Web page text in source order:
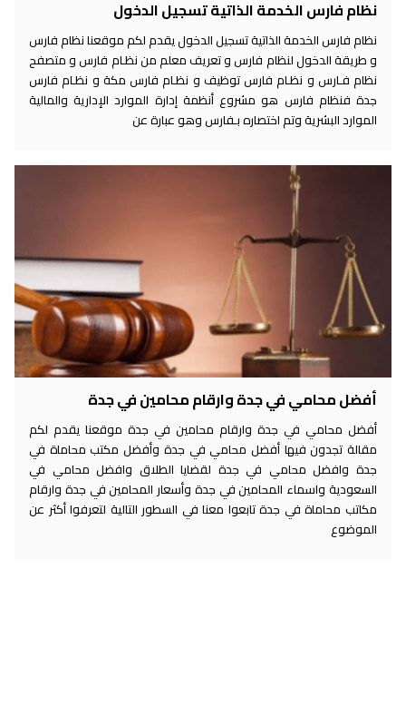
نظام فارس الخدمة الذاتية تسجيل الدخول
نظام فارس الخدمة الذاتية تسجيل الدخول يقدم لكم موقعنا نظام فارس
و طريقة الدخول لنظام فارس و تعريف معلم من نظـام فارس و متصفح
نظام فـارس و نظـام فارس توظيف و نظـام فارس مكة و نظـام فارس
جدة فنظام فارس هو مشروع أنظمة إدارة الموارد الإدارية والمالية
الموارد البشرية وتم اختصاره بـفارس وهو عبارة عن
أفضل محامي في جدة وارقام محامين في جدة
أفضل محامي في جدة وارقام محامين في جدة موقعنا يقدم لكم
مقالة تجدون فيها أفضل محامي في جدة وأفضل مكتب محاماة في
جدة وافضل محامي في جدة لقضايا الطلاق وافضل محامي في
السعودية واسماء المحامين في جدة وأسعار المحامين في جدة وارقام
مكاتب محاماة في جدة تابعوا معنا في السطور التالية لتعرفوا أكثر عن
الموضوع